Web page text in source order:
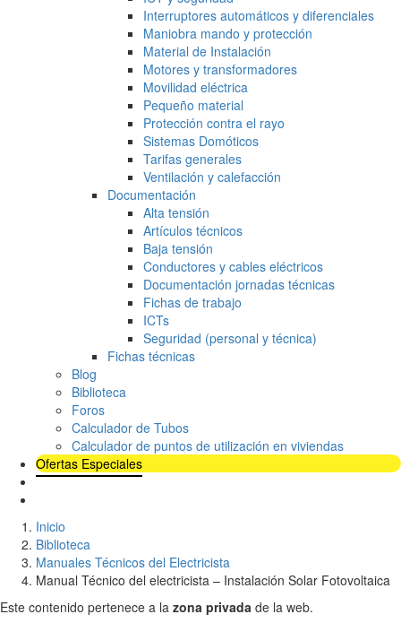
Interruptores automáticos y diferenciales
Maniobra mando y protección
Material de Instalación
Motores y transformadores
Movilidad eléctrica
Pequeño material
Protección contra el rayo
Sistemas Domóticos
Tarifas generales
Ventilación y calefacción
Documentación
Alta tensión
Artículos técnicos
Baja tensión
Conductores y cables eléctricos
Documentación jornadas técnicas
Fichas de trabajo
ICTs
Seguridad (personal y técnica)
Fichas técnicas
Blog
Biblioteca
Foros
Calculador de Tubos
Calculador de puntos de utilización en viviendas
Ofertas Especiales
Inicio
Biblioteca
Manuales Técnicos del Electricista
Manual Técnico del electricista – Instalación Solar Fotovoltaica
Este contenido pertenece a la zona privada de la web.